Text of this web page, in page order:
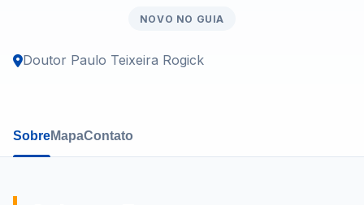
NOVO NO GUIA
Doutor Paulo Teixeira Rogick
SobreMapaContato